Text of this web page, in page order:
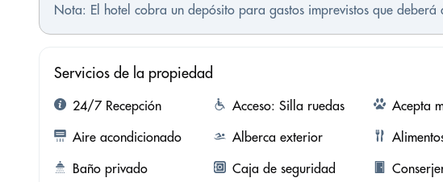
Nota: El hotel cobra un depósito para gastos imprevistos que
Servicios de la propiedad
24/7 Recepción Acceso: Silla ruedas
Acepta
Aire acondicionado
Alberca exterior
Baño privado
Caja de seguridad